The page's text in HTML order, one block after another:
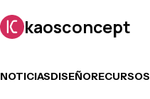
kaosconcept
NOTICIASDISEÑORECURSOS